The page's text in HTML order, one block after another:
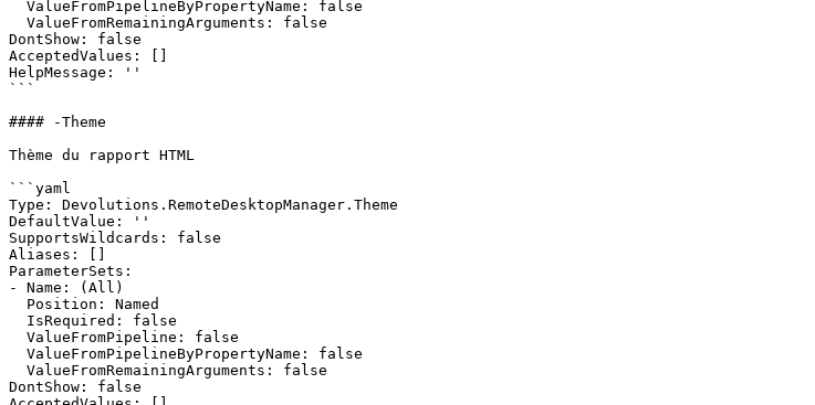
DontShow: false
AcceptedValues: []
HelpMessage: ''
```
#### -Theme
Thème du rapport HTML
```yaml
Type: Devolutions.RemoteDesktopManager.Theme
DefaultValue: ''
SupportsWildcards: false
Aliases: []
ParameterSets:
- Name: (All)
DontShow: false